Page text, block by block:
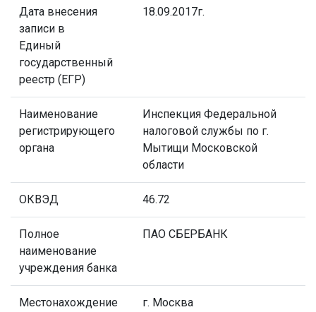
Дата внесения
записи в
Единый
государственный
реестр (ЕГР)
18.09.2017г.
Наименование
регистрирующего
органа
Инспекция Федеральной
налоговой службы по г.
Мытищи Московской
области
ОКВЭД 46.72
Полное
наименование
учреждения банка
ПАО СБЕРБАНК
Местонахождение
г. Москва